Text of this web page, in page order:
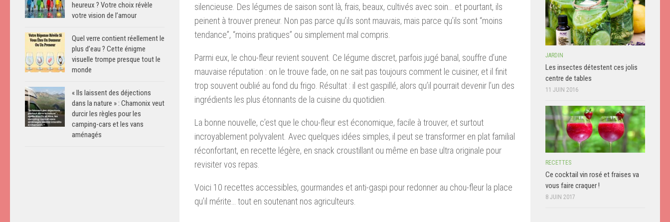
silencieuse. Des légumes de saison sont là, frais, beaux, cultivés avec soin… et pourtant, ils
peinent à trouver preneur. Non pas parce qu’ils sont mauvais, mais parce qu’ils sont “moins
tendance”, “moins pratiques” ou simplement mal compris.
Parmi eux, le chou-fleur revient souvent. Ce légume discret, parfois jugé banal, souffre d’une
mauvaise réputation : on le trouve fade, on ne sait pas toujours comment le cuisiner, et il finit
trop souvent oublié au fond du frigo. Résultat : il est gaspillé, alors qu’il pourrait devenir l’un des
ingrédients les plus étonnants de la cuisine du quotidien.
La bonne nouvelle, c’est que le chou-fleur est économique, facile à trouver, et surtout
incroyablement polyvalent. Avec quelques idées simples, il peut se transformer en plat familial
réconfortant, en recette légère, en snack croustillant ou même en base ultra originale pour
revisiter vos repas.
Voici 10 recettes accessibles, gourmandes et anti-gaspi pour redonner au chou-fleur la place
qu’il mérite… tout en soutenant nos agriculteurs.
heureux ? Votre choix révèle
votre vision de l’amour
Quel verre contient réellement le
plus d’eau ? Cette énigme
visuelle trompe presque tout le
monde
« Ils laissent des déjections
dans la nature » : Chamonix veut
durcir les règles pour les
camping-cars et les vans
aménagés
JARDIN
Les insectes détestent ces jolis
centre de tables
11 JUIN 2016
RECETTES
Ce cocktail vin rosé et fraises va
vous faire craquer !
8 JUIN 2017